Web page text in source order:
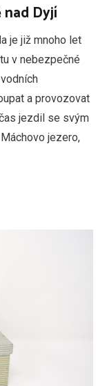
Dyjí
je již mnoho let
v nebezpečné
a provozovat
jezdil se svým
jezero,